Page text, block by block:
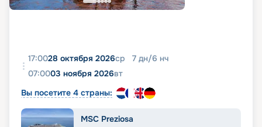
17:0028 октября 2026ср 7 дн/6 нч
07:0003 ноября 2026вт
Вы посетите 4 страны:
MSC Preziosa